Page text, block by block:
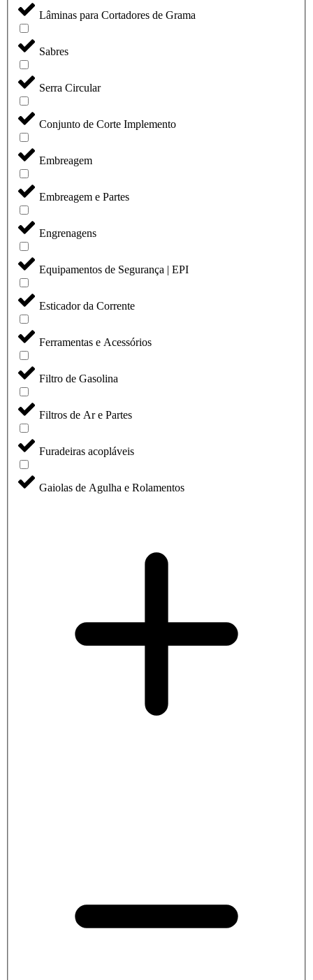
Lâminas para Cortadores de Grama
Sabres
Serra Circular
Conjunto de Corte Implemento
Embreagem
Embreagem e Partes
Engrenagens
Equipamentos de Segurança | EPI
Esticador da Corrente
Ferramentas e Acessórios
Filtro de Gasolina
Filtros de Ar e Partes
Furadeiras acopláveis
Gaiolas de Agulha e Rolamentos